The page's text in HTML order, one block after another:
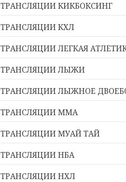
ТРАНСЛЯЦИИ КИКБОКСИНГ
ТРАНСЛЯЦИИ КХЛ
ТРАНСЛЯЦИИ ЛЕГКАЯ
ТРАНСЛЯЦИИ ЛЫЖИ
ТРАНСЛЯЦИИ ЛЫЖНОЕ
ТРАНСЛЯЦИИ ММА
ТРАНСЛЯЦИИ МУАЙ ТАЙ
ТРАНСЛЯЦИИ НБА
ТРАНСЛЯЦИИ НХЛ